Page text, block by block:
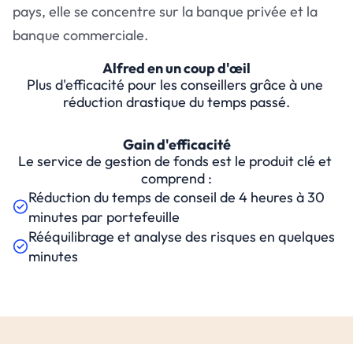
pays, elle se concentre sur la banque privée et la
banque commerciale.
Alfred en un coup d'œil
Plus d'efficacité pour les conseillers grâce à une
réduction drastique du temps passé.
Gain d'efficacité
Le service de gestion de fonds est le produit clé et
comprend :
Réduction du temps de conseil de 4 heures à 30
minutes par portefeuille
Rééquilibrage et analyse des risques en quelques
minutes